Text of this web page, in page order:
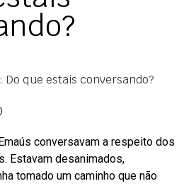
que estais conversando?
conversavam a respeito dos
Estavam desanimados,
tomado um caminho que não